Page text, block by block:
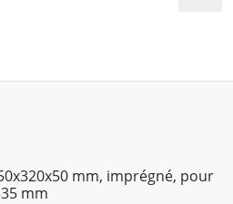
mm, imprégné, pour
mm